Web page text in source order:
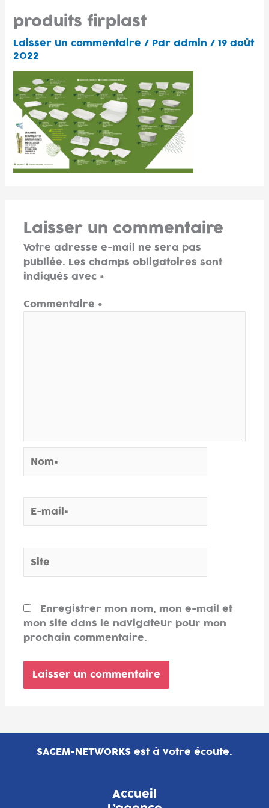
contenu
produits firplast
Laisser un commentaire / Paradmin/19 août
2022
Laisser un commentaire
Votre adresse e-mail ne sera pas
publiée. Les champs obligatoires sont
indiqués avec*
Commentaire*
mail*
Site
Enregistrer mon nom, mon e-mail et
mon site dans le navigateur pour mon
prochain commentaire.
SAGEM-NETWORKS est à votre écoute.
Accueil